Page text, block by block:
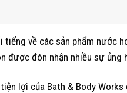
về các sản phẩm nước
được đón nhận nhiều sự
lợi của Bath & Body